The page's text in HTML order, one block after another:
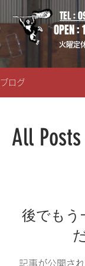
TEL :
OPEN
火曜定
ブログ
All Posts
後でもう
記事が公開さ